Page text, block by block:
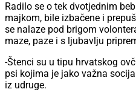
Radilo se o tek dvotjednim
majkom, bile izbačene i
se nalaze pod brigom
maze, paze i s ljubavlju
-Štenci su u tipu hrvatskog
psi kojima je jako važna
iz udruge.